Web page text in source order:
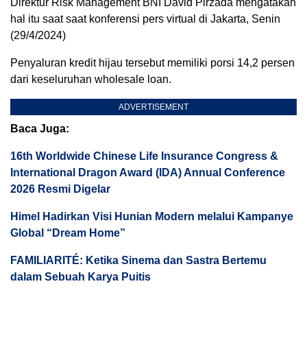
Direktur Risk Management BNI David Pirzada mengatakan
hal itu saat saat konferensi pers virtual di Jakarta, Senin
(29/4/2024)
Penyaluran kredit hijau tersebut memiliki porsi 14,2 persen
dari keseluruhan wholesale loan.
ADVERTISEMENT
Baca Juga:
16th Worldwide Chinese Life Insurance Congress &
International Dragon Award (IDA) Annual Conference
2026 Resmi Digelar
Himel Hadirkan Visi Hunian Modern melalui Kampanye
Global “Dream Home”
FAMILIARITÉ: Ketika Sinema dan Sastra Bertemu
dalam Sebuah Karya Puitis